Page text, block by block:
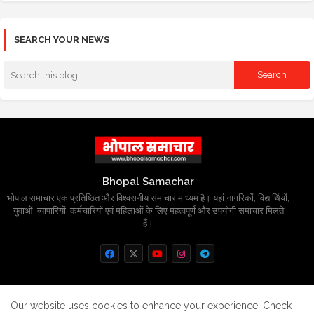
SEARCH YOUR NEWS
Bhopal Samachar
भोपाल समाचार एक प्रतिष्ठित और विश्वसनीय समाचार माध्यम है। यहां नागरिकों, विद्यार्थियों,
युवाओं, व्यापारियों, कर्मचारियों एवं महिलाओं के लिए महत्वपूर्ण और उपयोगी समाचार मिलते
हैं।
Home About Contact us Privacy Policy
Our website uses cookies to enhance your experience. Check